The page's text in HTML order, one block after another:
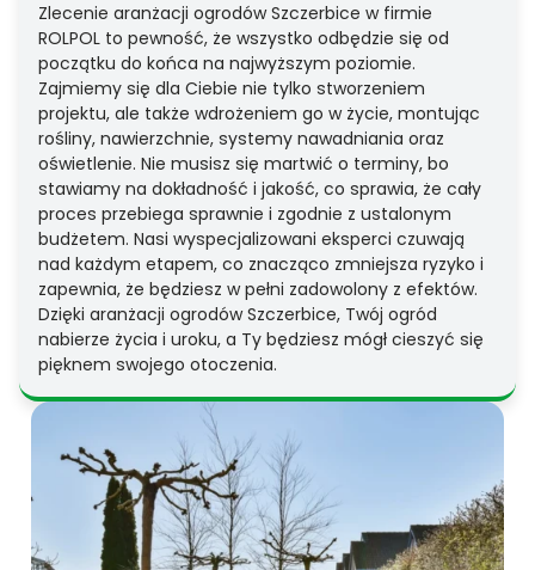
Zlecenie aranżacji ogrodów Szczerbice w firmie
ROLPOL to pewność, że wszystko odbędzie się od
początku do końca na najwyższym poziomie.
Zajmiemy się dla Ciebie nie tylko stworzeniem
projektu, ale także wdrożeniem go w życie, montując
rośliny, nawierzchnie, systemy nawadniania oraz
oświetlenie. Nie musisz się martwić o terminy, bo
stawiamy na dokładność i jakość, co sprawia, że cały
proces przebiega sprawnie i zgodnie z ustalonym
budżetem. Nasi wyspecjalizowani eksperci czuwają
nad każdym etapem, co znacząco zmniejsza ryzyko i
zapewnia, że będziesz w pełni zadowolony z efektów.
Dzięki aranżacji ogrodów Szczerbice, Twój ogród
nabierze życia i uroku, a Ty będziesz mógł cieszyć się
pięknem swojego otoczenia.